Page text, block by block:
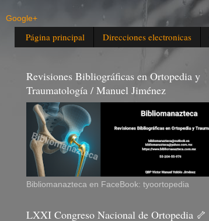
Google+
Página principal Direcciones electronicas
Revisiones Bibliográficas en Ortopedia y
Traumatología / Manuel Jiménez
Bibliomanazteca en FaceBook: tyoortopedia
LXXI Congreso Nacional de Ortopedia 🦴